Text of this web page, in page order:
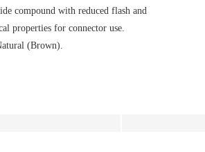
compound with reduced flash and
properties for connector use.
(Brown).